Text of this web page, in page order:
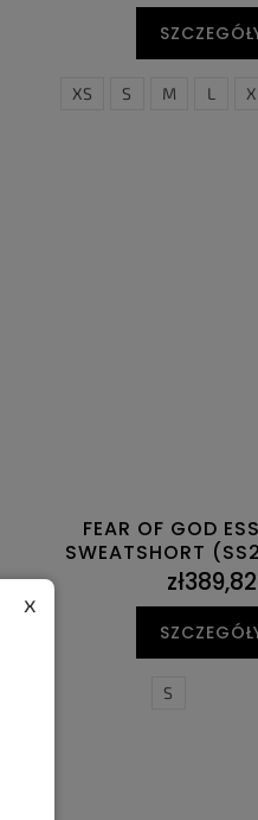
XS S M L
FEAR OF GOD
SWEATSHORT
zł389,82
S
x